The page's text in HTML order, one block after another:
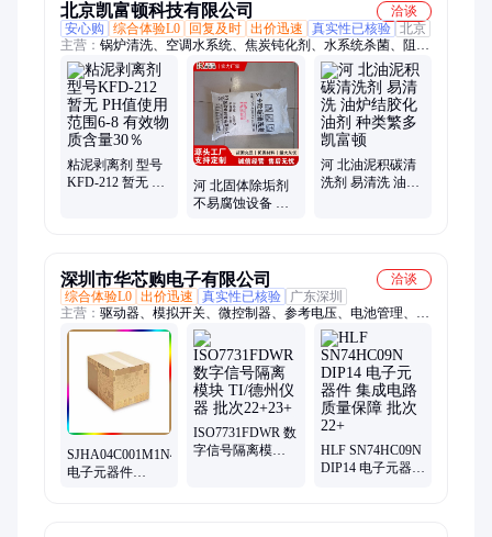
北京凯富顿科技有限公司
洽谈
安心购
综合体验L0 回复及时 出价迅速 真实性已核验 北京
主营： 锅炉清洗、空调水系统、焦炭钝化剂、水系统杀菌、阻垢
分散剂、洗涤高温水、粉尘抑制剂、脱硫增效剂、在线清洗剂、
氧化除藻剂、杀菌灭藻剂、水系统管道、无二氧化氯、空调冷凝
器、金属表面油污、清除附着藻类、烟气湿法脱硫、高电导反渗
透、通风系统清洗、空调风机盘管、导热油炉清洗、玻璃鳞片胶
泥、烟气脱硫脱硝、锅炉除垢除锈、填料水垢清洗
粘泥剥离剂 型号
KFD-212 暂无 PH
河 北固体除垢剂
不易腐蚀设备 供
河 北油泥积碳清
洗剂 易清洗 油炉
深圳市华芯购电子有限公司
洽谈
综合体验L0 出价迅速 真实性已核验
广东深圳
主营： 驱动器、模拟开关、微控制器、参考电压、电池管理、视
频开关ic、仪表放大器、音频放大器、开关稳压器、数字隔离
器、精密放大器、运算放大器、点火控制器、开关控制器、可编
程门阵列、接口集成电路、电容电阻
SJHA04C001M1N46
电子元器件
ISO7731FDWR 数
字信号隔离模块
HLF SN74HC09N
DIP14 电子元器件